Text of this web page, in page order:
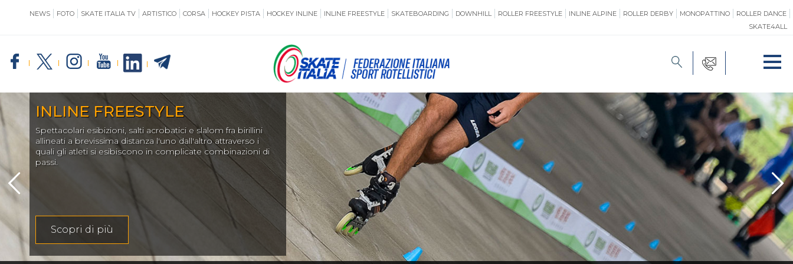
NEWS FOTO SKATE ITALIA TV ARTISTICO CORSA HOCKEY PISTA HOCKEY INLINE INLINE FREESTYLE SKATEBOARDING DOWNHILL ROLLER FREESTYLE INLINE ALPINE ROLLER DERBY MONOPATTINO
ROLLER DANCE
SKATE4ALL
INLINE FREESTYLE
Spettacolari esibizioni, salti acrobatici e slalom fra birillini
allineati a brevissima distanza l'uno dall'altro attraverso i
quali gli atleti si esibiscono in complicate combinazioni di
passi.
Scopri di più
SKATE ITALIA TESSERAMENTO FORMAZIONE
GIUSTIZIA NORMATIVE TERRITORIO PROMOZIONE
IMPIANTISTICA ANTIDOPING ASSICURAZIONE SAFEGUARDING